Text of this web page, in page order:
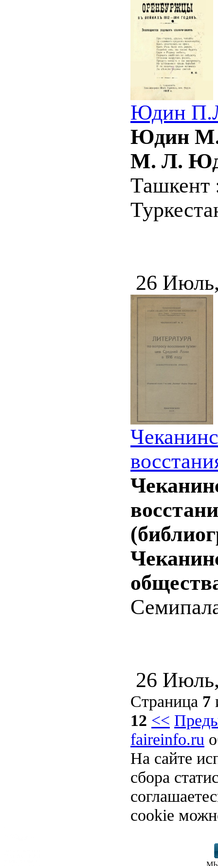
Юдин
Юдин М.
М. Л.
Ташкент
26
26
Страница 7
12 <<
faireinfo.ru
На сайте
сбора
cookie